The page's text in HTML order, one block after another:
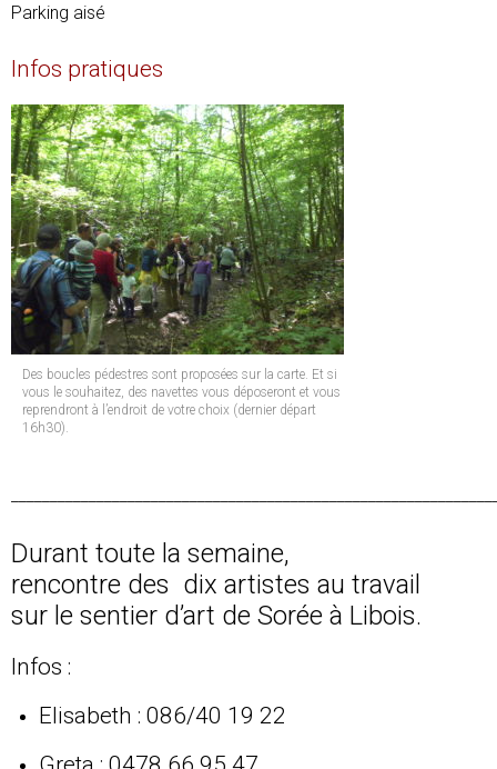
Parking aisé
Infos pratiques
Des boucles pédestres sont proposées sur la carte. Et si
vous le souhaitez, des navettes vous déposeront et vous
reprendront à l’endroit de votre choix (dernier départ
16h30).
Durant toute la semaine,
rencontre des dix artistes au travail
sur le sentier d’art de Sorée à Libois.
Infos :
Elisabeth : 086/40 19 22